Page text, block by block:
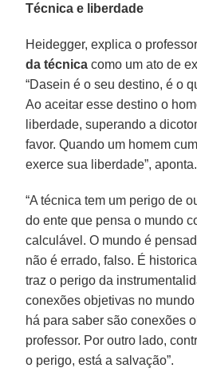
Técnica e liberdade
Heidegger, explica o
da técnica como um ato de
“Dasein é o seu destino, é o
Ao aceitar esse destino o
liberdade, superando a
favor. Quando um homem
exerce sua liberdade”, aponta.
“A técnica tem um perigo de
do ente que pensa o mundo
calculável. O mundo é
não é errado, falso. É
traz o perigo da
conexões objetivas no
há para saber são conexões
professor. Por outro lado,
o perigo, está a salvação”.